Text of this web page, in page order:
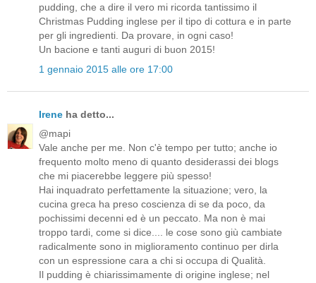
pudding, che a dire il vero mi ricorda tantissimo il
Christmas Pudding inglese per il tipo di cottura e in parte
per gli ingredienti. Da provare, in ogni caso!
Un bacione e tanti auguri di buon 2015!
1 gennaio 2015 alle ore 17:00
Irene ha detto...
@mapi
Vale anche per me. Non c'è tempo per tutto; anche io
frequento molto meno di quanto desiderassi dei blogs
che mi piacerebbe leggere più spesso!
Hai inquadrato perfettamente la situazione; vero, la
cucina greca ha preso coscienza di se da poco, da
pochissimi decenni ed è un peccato. Ma non è mai
troppo tardi, come si dice.... le cose sono giù cambiate
radicalmente sono in miglioramento continuo per dirla
con un espressione cara a chi si occupa di Qualità.
Il pudding è chiarissimamente di origine inglese; nel